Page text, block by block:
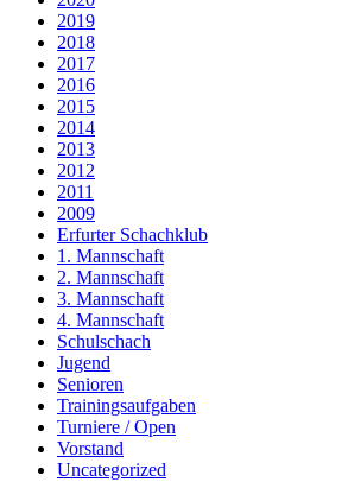
2019
2018
2017
2016
2015
2014
2013
2012
2011
2009
Erfurter Schachklub
1. Mannschaft
2. Mannschaft
3. Mannschaft
4. Mannschaft
Schulschach
Jugend
Senioren
Trainingsaufgaben
Turniere / Open
Vorstand
Uncategorized